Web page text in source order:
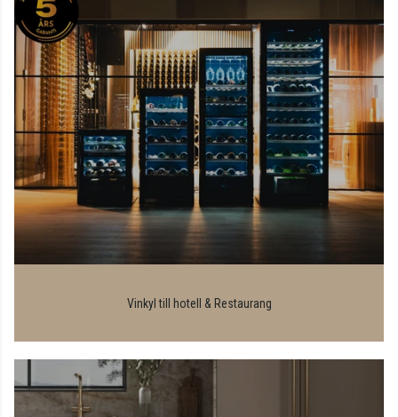
Vinkyl till hotell & Restaurang